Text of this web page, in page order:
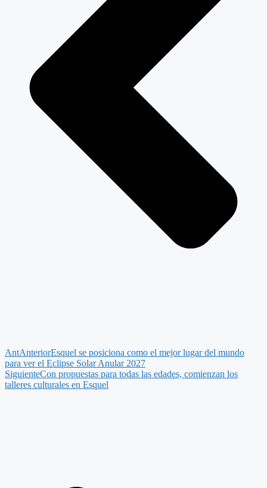
AntAnteriorEsquel se posiciona como el mejor lugar del mundo
para ver el Eclipse Solar Anular 2027
SiguienteCon propuestas para todas las edades, comienzan los
talleres culturales en Esquel